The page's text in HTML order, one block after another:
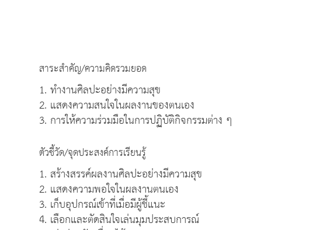
สาระสำคัญ/ความคิดรวมยอด
1. ทำงานศิลปะอย่างมีความสุข
2. แสดงความสนใจในผลงานของตนเอง
3. การให้ความร่วมมือในการปฏิบัติกิจกรรมต่าง ๆ
ตัวชี้วัด/จุดประสงค์การเรียนรู้
1. สร้างสรรค์ผลงานศิลปะอย่างมีความสุข
2. แสดงความพอใจในผลงานตนเอง
3. เก็บอุปกรณ์เข้าที่เมื่อมีผู้ชี้แนะ
4. เลือกและตัดสินใจเล่นมุมประสบการณ์